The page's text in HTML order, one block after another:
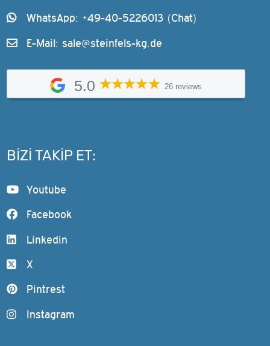
WhatsApp: +49-40-5226013 (Chat)
E-Mail: sale@steinfels-kg.de
5.0 26 reviews
BIZI TAKIP ET:
Youtube
Facebook
Linkedin
X
Pintrest
Instagram